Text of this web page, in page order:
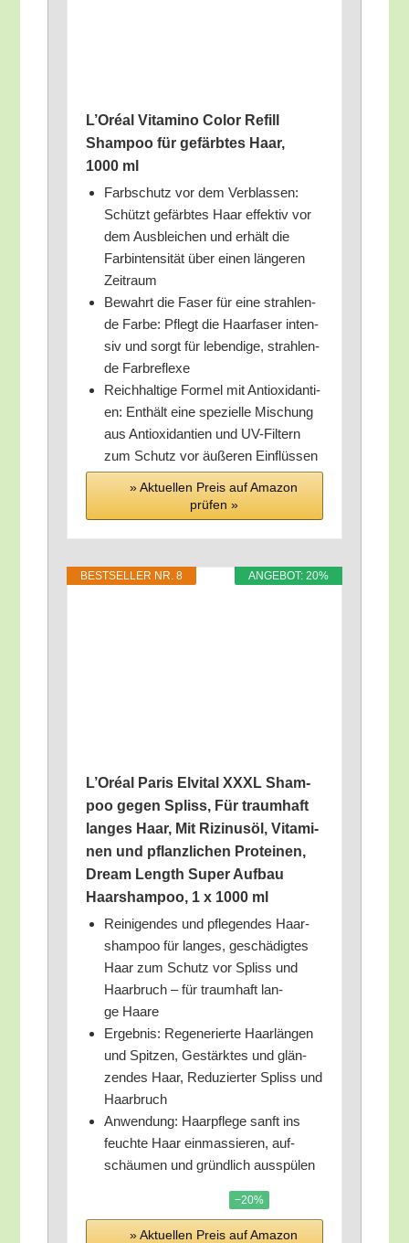
L’O­ré­al Vit­ami­no Color Refill
Sham­poo für gefärb­tes Haar,
1000 ml
Farb­schutz vor dem Ver­blas­sen:
Schützt gefärb­tes Haar effek­tiv vor
dem Aus­blei­chen und erhält die
Farb­in­ten­si­tät über einen län­ge­ren
Zeitraum
Bewahrt die Faser für eine strah­len­
de Far­be: Pflegt die Haar­fa­ser inten­
siv und sorgt für leben­di­ge, strah­len­
de Farbreflexe
Reich­hal­ti­ge For­mel mit Anti­oxi­dan­ti­
en: Ent­hält eine spe­zi­el­le Mischung
aus Anti­oxi­dan­ti­en und UV-Fil­tern
zum Schutz vor äuße­ren Einflüssen
» Aktu­el­len Preis auf Ama­zon
prü­fen »
ANGE­BOT: 20%
BEST­SEL­LER NR. 8
L’O­ré­al Paris Elvi­tal XXXL Sham­
poo gegen Spliss, Für traum­haft
lan­ges Haar, Mit Rizi­nus­öl, Vit­ami­
nen und pflanz­li­chen Pro­te­inen,
Dream Length Super Auf­bau
Haar­sham­poo, 1 x 1000 ml
Rei­ni­gen­des und pfle­gen­des Haar­
sham­poo für lan­ges, geschä­dig­tes
Haar zum Schutz vor Spliss und
Haar­bruch – für traum­haft lan­
ge Haare
Ergeb­nis: Rege­ne­rier­te Haar­län­gen
und Spit­zen, Gestärk­tes und glän­
zen­des Haar, Redu­zier­ter Spliss und
Haarbruch
Anwen­dung: Haar­pfle­ge sanft ins
feuch­te Haar ein­mas­sie­ren, auf­
schäu­men und gründ­lich ausspülen
−20%
» Aktu­el­len Preis auf Ama­zon